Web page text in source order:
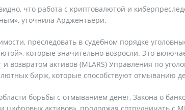
что работа с криптовалютой и
уточнила Арджентьери.
преследовать в судебном порядке
которые значительно возросли. Это
возвратом активов (MLARS) Управления по
бирж, которые способствуют отмыванию
борьбы с отмыванием денег, Закона о